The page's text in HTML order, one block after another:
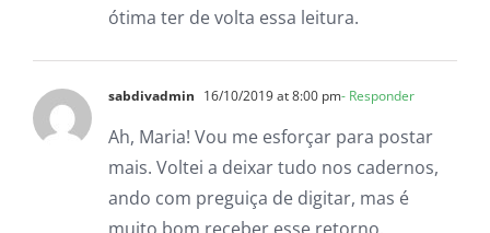
ótima ter de volta essa leitura.
sabdivadmin 16/10/2019 at 8:00 pm- Responder
Ah, Maria! Vou me esforçar para postar
mais. Voltei a deixar tudo nos cadernos,
ando com preguiça de digitar, mas é